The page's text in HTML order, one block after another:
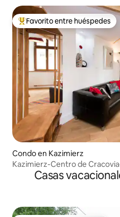
Favorito entre huéspedes
Favorito entre huéspedes
Condo en Kazimierz
Kazimierz-Centro de
Casas